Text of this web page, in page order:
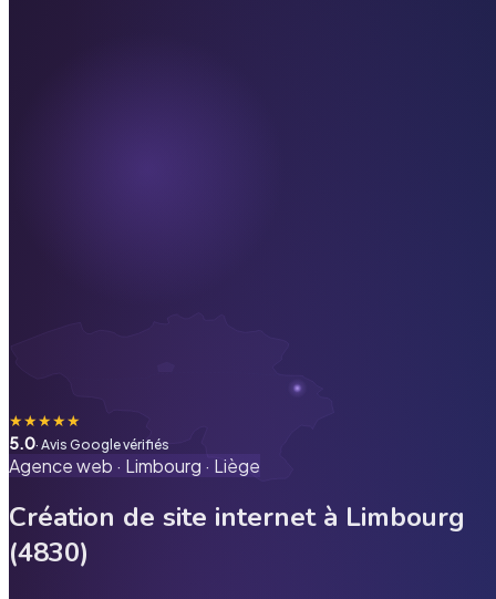
★★★★★
5.0· Avis Google vérifiés
Agence web · Limbourg · Liège
Création de site internet à Limbourg
(4830)